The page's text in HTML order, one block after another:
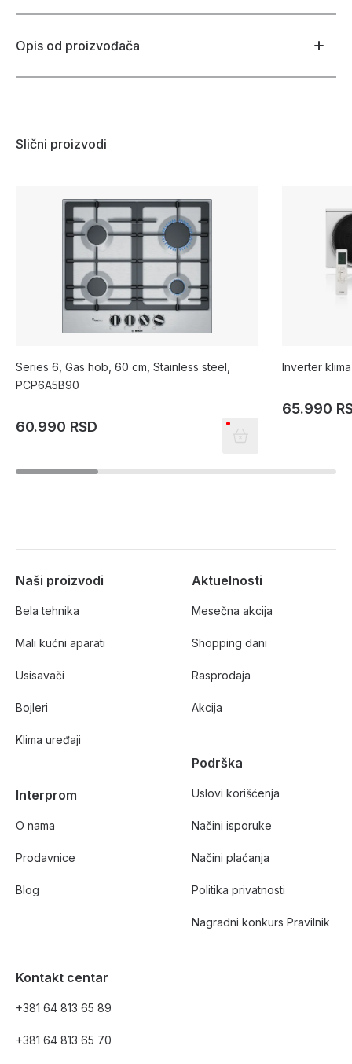
Opis od proizvođača
Slični proizvodi
Series 6, Gas hob, 60 cm, Stainless steel,
PCP6A5B90
60.990 RSD
Inverter
65.990
Naši proizvodi
Bela tehnika
Mali kućni aparati
Usisavači
Bojleri
Klima uređaji
Interprom
O nama
Prodavnice
Blog
Aktuelnosti
Mesečna akcija
Shopping dani
Rasprodaja
Akcija
Podrška
Uslovi korišćenja
Načini isporuke
Načini plaćanja
Politika privatnosti
Nagradni konkurs Pravilnik
Kontakt centar
+381 64 813 65 89
+381 64 813 65 70